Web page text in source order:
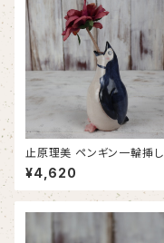
止原理美 ペンギン一輪挿し
¥4,620